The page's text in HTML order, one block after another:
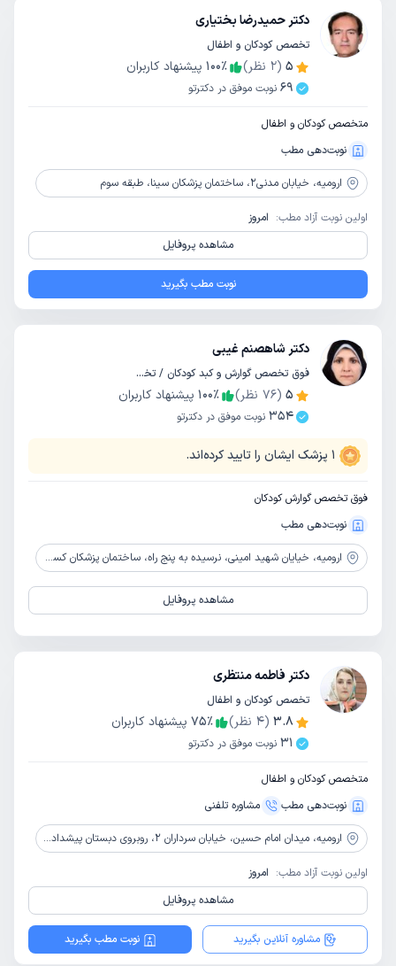
دکتر حمیدرضا بختیاری
تخصص کودکان و اطفال
5
(
2 نظر) 100٪
پیشنهاد کاربران
69 نوبت موفق در دکترتو
متخصص کودکان و اطفال
نوبت‌دهی مطب
ارومیه، خیابان مدنی2، ساختمان پزشکان سینا، طبقه سوم
اولین نوبت آزاد مطب: امروز
مشاهده پروفایل
نوبت مطب بگیرید
دکتر شاهصنم غیبی
فوق تخصص گوارش و کبد کودکان / تخصص کودکان و اطفال
5
(
76 نظر) 100٪
پیشنهاد کاربران
354 نوبت موفق در دکترتو
1 پزشک ایشان را تایید کرده‌اند.
فوق تخصص گوارش کودکان
نوبت‌دهی مطب
ارومیه، خیایان شهید امینی، نرسیده به پنج راه، ساختمان پزشکان کسری، طبقه 4
مشاهده پروفایل
دکتر فاطمه منتظری
تخصص کودکان و اطفال
3.8
(
4 نظر) 75٪
پیشنهاد کاربران
31 نوبت موفق در دکترتو
متخصص کودکان و اطفال
نوبت‌دهی مطب
مشاوره‌ تلفنی
ارومیه، میدان امام حسین، خیابان سرداران 2، روبروی دبستان پیشداد، جنب لوازم اداری نوئل
اولین نوبت آزاد مطب: امروز
مشاهده پروفایل
مشاوره آنلاین بگیرید نوبت مطب بگیرید